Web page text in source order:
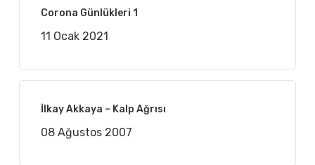
Corona Günlükleri 1
11 Ocak 2021
İlkay Akkaya – Kalp Ağrısı
08 Ağustos 2007